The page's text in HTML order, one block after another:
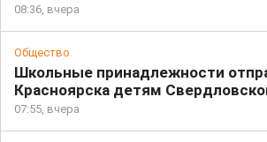
08:36, вчера
Общество
Школьные принадлежности
Красноярска детям
07:55, вчера